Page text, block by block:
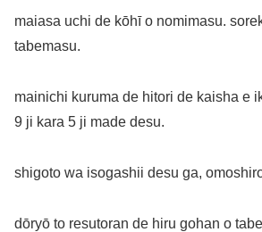
maiasa uchi de kōhī o nomimasu.
tabemasu.
mainichi kuruma de hitori de kaisha e
9 ji kara 5 ji made desu.
shigoto wa isogashii desu ga,
dōryō to resutoran de hiru gohan o